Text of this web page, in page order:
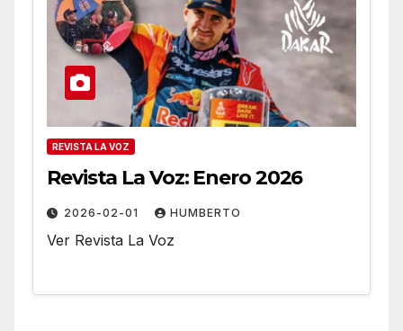
REVISTA LA VOZ
Revista La Voz: Enero 2026
2026-02-01 HUMBERTO
Ver Revista La Voz